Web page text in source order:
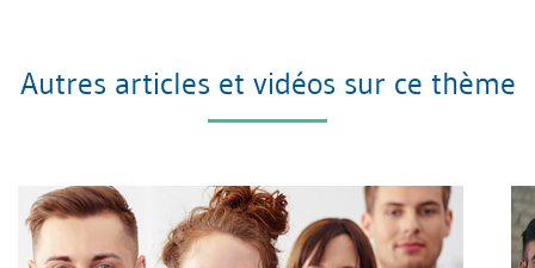
Autres articles et vidéos sur ce thème